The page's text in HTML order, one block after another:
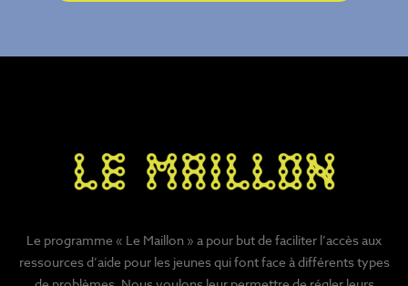
Le programme « Le Maillon » a pour but de faciliter l’accès aux
ressources d’aide pour les jeunes qui font face à différents types